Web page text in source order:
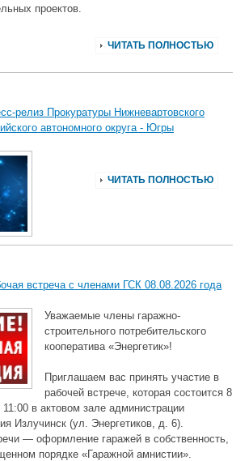
проектов.
ЧИТАТЬ ПОЛНОСТЬЮ
релиз Прокуратуры Нижневартовского
автономного округа - Югры
ЧИТАТЬ ПОЛНОСТЬЮ
встреча с членами ГСК 08.08.2026 года
Уважаемые члены гаражно-
строительного потребительского
кооператива «Энергетик»!
Приглашаем вас принять участие в
рабочей встрече, которая состоится 8
11:00 в актовом зале администрации
Излучинск (ул. Энергетиков, д. 6).
— оформление гаражей в собственность,
порядке «Гаражной амнистии».